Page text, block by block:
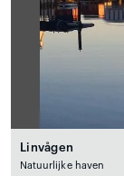
Linvågen
Natuurlijke haven